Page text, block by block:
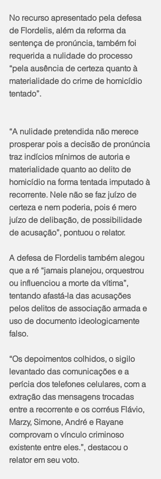
No recurso apresentado pela defesa
de Flordelis, além da reforma da
sentença de pronúncia, também foi
requerida a nulidade do processo
“pela ausência de certeza quanto à
materialidade do crime de homicídio
tentado”.
“A nulidade pretendida não merece
prosperar pois a decisão de pronúncia
traz indícios mínimos de autoria e
materialidade quanto ao delito de
homicídio na forma tentada imputado à
recorrente. Nele não se faz juízo de
certeza e nem poderia, pois é mero
juízo de delibação, de possibilidade
de acusação”, pontuou o relator.
A defesa de Flordelis também alegou
que a ré “jamais planejou, orquestrou
ou influenciou a morte da vítima”,
tentando afastá-la das acusações
pelos delitos de associação armada e
uso de documento ideologicamente
falso.
“Os depoimentos colhidos, o sigilo
levantado das comunicações e a
perícia dos telefones celulares, com a
extração das mensagens trocadas
entre a recorrente e os corréus Flávio,
Marzy, Simone, André e Rayane
comprovam o vínculo criminoso
existente entre eles.”, destacou o
relator em seu voto.